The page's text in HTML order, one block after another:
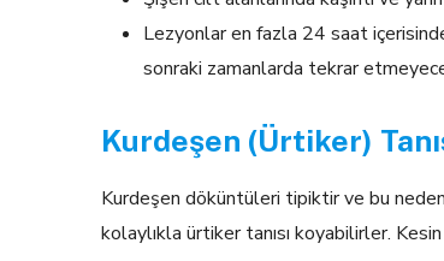
Lezyonlar en fazla 24 saat
sonraki zamanlarda tekrar
Kurdeşen (Ürtiker)
Kurdeşen döküntüleri tipiktir ve bu
kolaylıkla ürtiker tanısı koyabilirler.